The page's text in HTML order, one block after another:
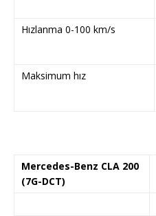
Hızlanma 0-100 km/s
Maksimum hız
Mercedes-Benz CLA 200
(7G-DCT)